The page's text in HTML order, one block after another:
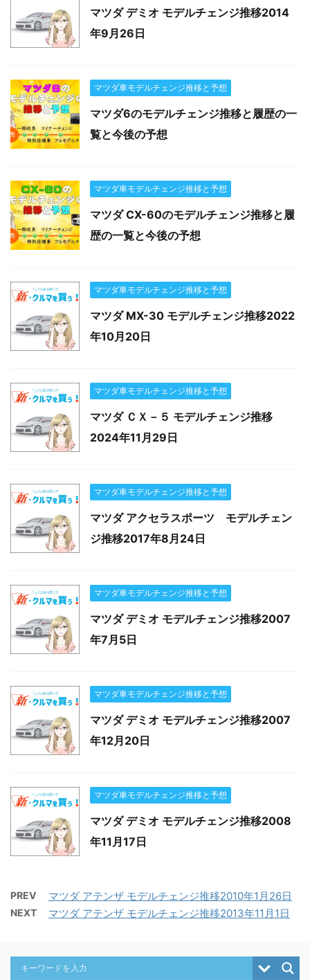
マツダ デミオ モデルチェンジ推移2014
年9月26日
マツダ車モデルチェンジ推移と予想
マツダ6のモデルチェンジ推移と履歴の一
覧と今後の予想
マツダ車モデルチェンジ推移と予想
マツダ CX-60のモデルチェンジ推移と履
歴の一覧と今後の予想
マツダ車モデルチェンジ推移と予想
マツダ MX-30 モデルチェンジ推移2022
年10月20日
マツダ車モデルチェンジ推移と予想
マツダ ＣＸ－５ モデルチェンジ推移
2024年11月29日
マツダ車モデルチェンジ推移と予想
マツダ アクセラスポーツ モデルチェン
ジ推移2017年8月24日
マツダ車モデルチェンジ推移と予想
マツダ デミオ モデルチェンジ推移2007
年7月5日
マツダ車モデルチェンジ推移と予想
マツダ デミオ モデルチェンジ推移2007
年12月20日
マツダ車モデルチェンジ推移と予想
マツダ デミオ モデルチェンジ推移2008
年11月17日
PREV マツダ アテンザ モデルチェンジ推移2010年1月26日
NEXT マツダ アテンザ モデルチェンジ推移2013年11月1日